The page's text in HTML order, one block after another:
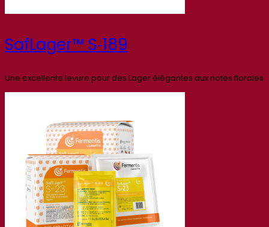
SafLager™ S‑189
Une excellente levure pour des Lager élégantes aux notes florales